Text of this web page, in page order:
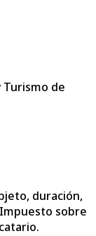
Turismo de
duración,
sobre